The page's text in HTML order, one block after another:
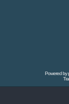
Powered by